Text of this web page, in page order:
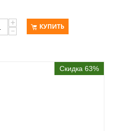
+
−
КУПИТЬ
Скидка 63%